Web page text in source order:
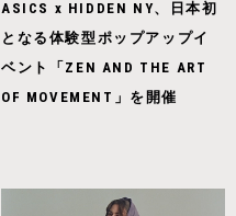
ASICS x HIDDEN NY、日本初
となる体験型ポップアップイ
ベント「ZEN AND THE ART
OF MOVEMENT」を開催